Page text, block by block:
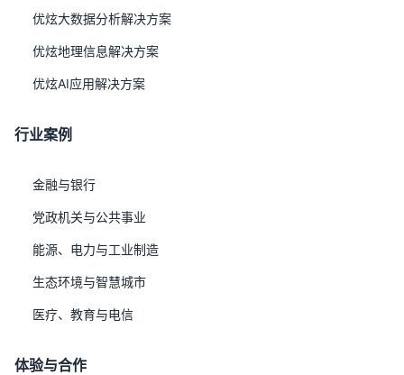
优炫大数据分析解决方案
优炫地理信息解决方案
优炫AI应用解决方案
行业案例
金融与银行
党政机关与公共事业
能源、电力与工业制造
生态环境与智慧城市
医疗、教育与电信
体验与合作
代支付、ESB、网上银行、